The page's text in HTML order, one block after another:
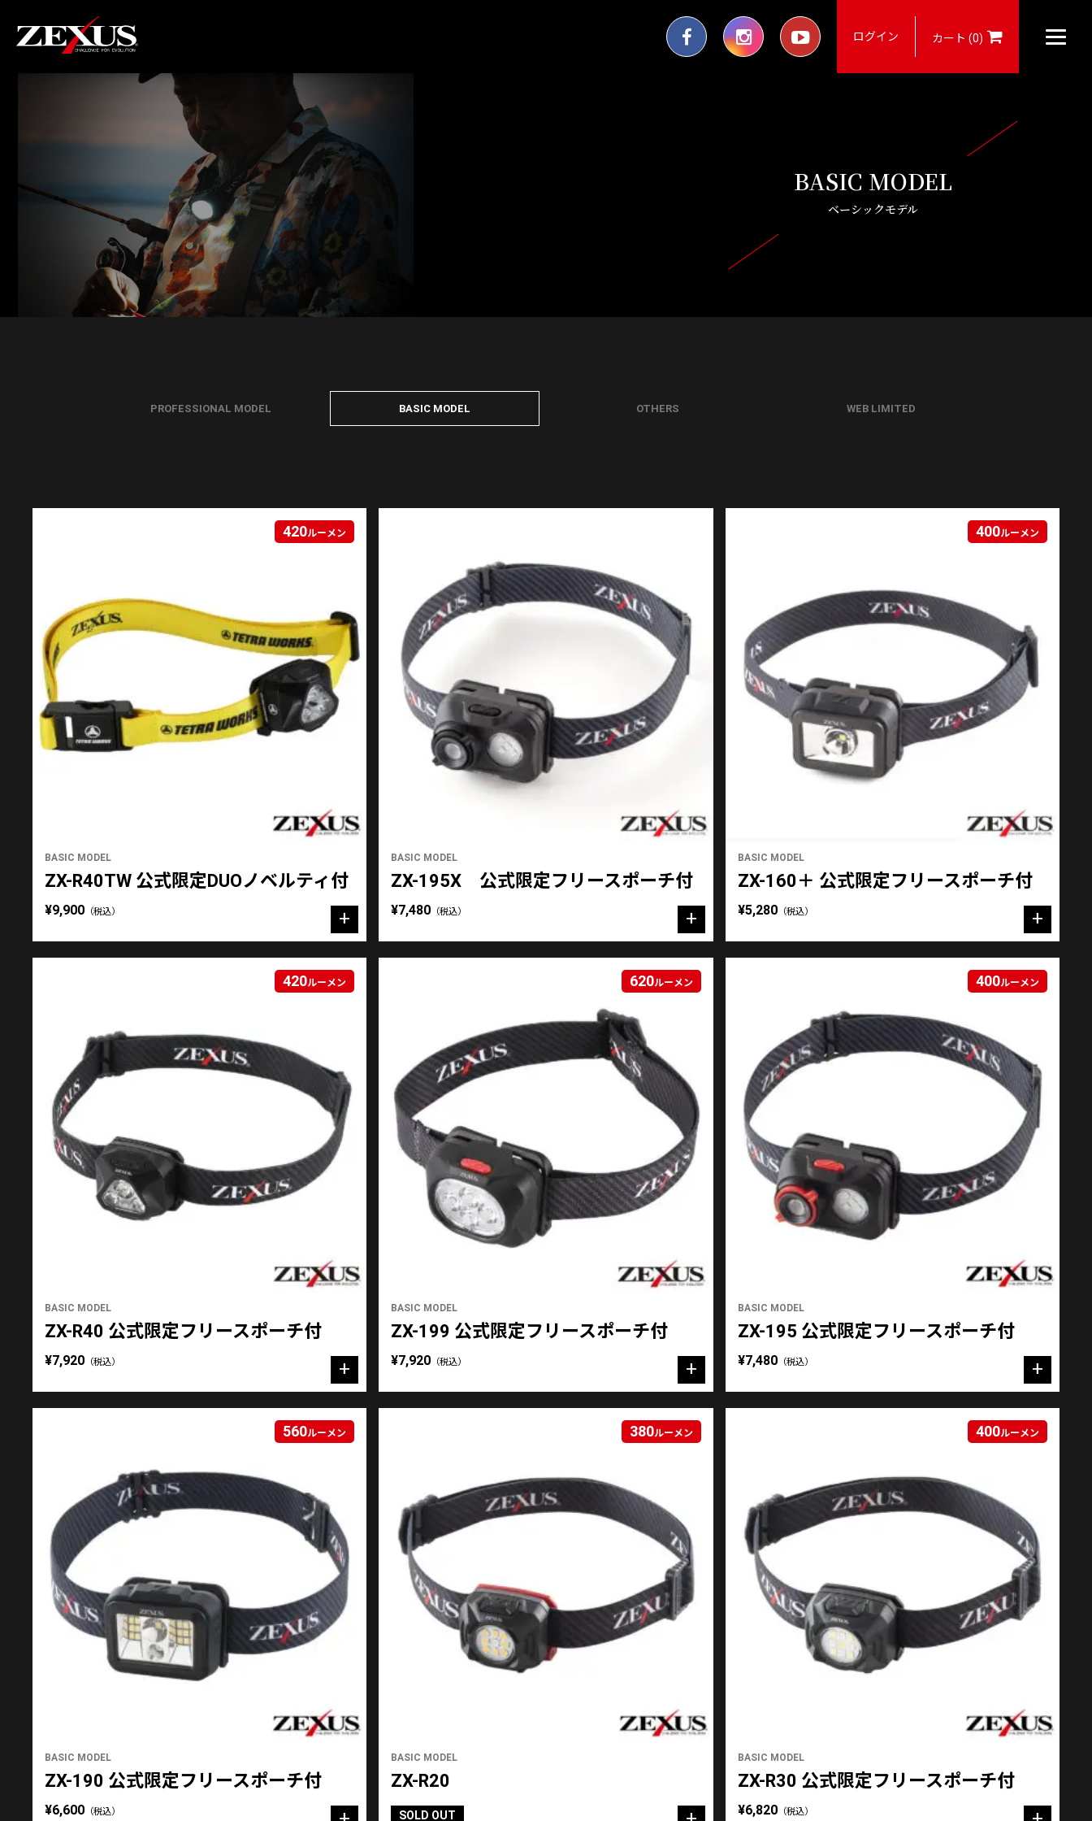
ログイン カート (0)
BASIC MODEL
ベーシックモデル
PROFESSIONAL MODEL BASIC MODEL OTHERS WEB LIMITED
BASIC MODEL
420ルーメン
ZX-R40TW 公式限定DUOノベルティ付
¥9,900 （税込）
BASIC MODEL
ZX-195X 公式限定フリースポーチ付
¥7,480 （税込）
BASIC MODEL
400ルーメン
ZX-160＋ 公式限定フリースポーチ付
¥5,280（税込）
BASIC MODEL
420ルーメン
ZX-R40 公式限定フリースポーチ付
¥7,920 （税込）
BASIC MODEL
620ルーメン
ZX-199 公式限定フリースポーチ付
¥7,920 （税込）
BASIC MODEL
400ルーメン
ZX-195 公式限定フリースポーチ付
¥7,480（税込）
BASIC MODEL
560ルーメン
ZX-190 公式限定フリースポーチ付
¥6,600 （税込）
BASIC MODEL
380ルーメン
ZX-R20
SOLD OUT
BASIC MODEL
400ルーメン
ZX-R30 公式限定フリースポーチ付
¥6,820（税込）